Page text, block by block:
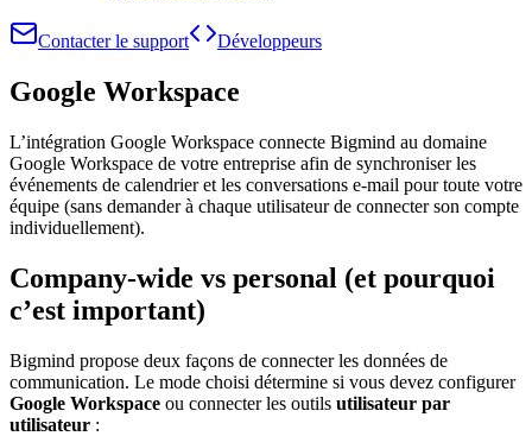
Contacter le support Développeurs
Google Workspace
L’intégration Google Workspace connecte Bigmind au domaine
Google Workspace de votre entreprise afin de synchroniser les
événements de calendrier et les conversations e-mail pour toute votre
équipe (sans demander à chaque utilisateur de connecter son compte
individuellement).
Company-wide vs personal (et pourquoi
c’est important)
Bigmind propose deux façons de connecter les données de
communication. Le mode choisi détermine si vous devez configurer
Google Workspace ou connecter les outils utilisateur par
utilisateur :